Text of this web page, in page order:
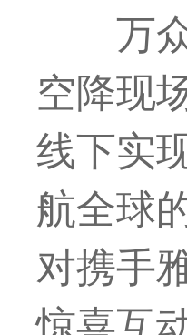
万
空降现
线下实
航全球
对携手
惊喜互